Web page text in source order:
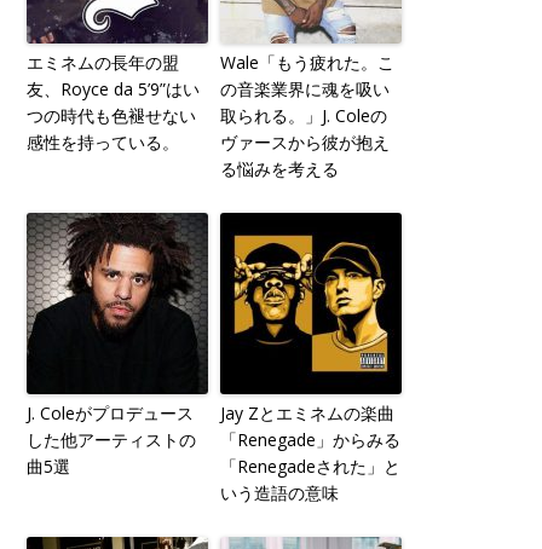
エミネムの長年の盟
友、Royce da 5’9”はい
つの時代も色褪せない
感性を持っている。
Wale「もう疲れた。こ
の音楽業界に魂を吸い
取られる。」J. Coleの
ヴァースから彼が抱え
る悩みを考える
J. Coleがプロデュース
した他アーティストの
曲5選
Jay Zとエミネムの楽曲
「Renegade」からみる
「Renegadeされた」と
いう造語の意味